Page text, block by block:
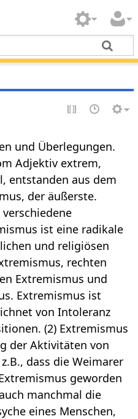
und Überlegungen.
Adjektiv extrem,
entstanden aus dem
der äußerste.
ist eine radikale
und religiösen
rechten
Extremismus und
Extremismus ist
von Intoleranz
(2) Extremismus
der Aktivitäten von
dass die Weimarer
geworden
manchmal die
eines Menschen,